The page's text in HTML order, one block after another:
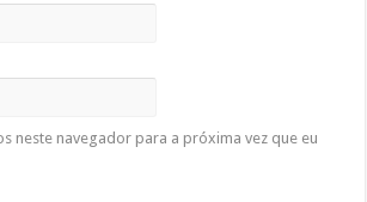
neste navegador para a próxima vez que eu